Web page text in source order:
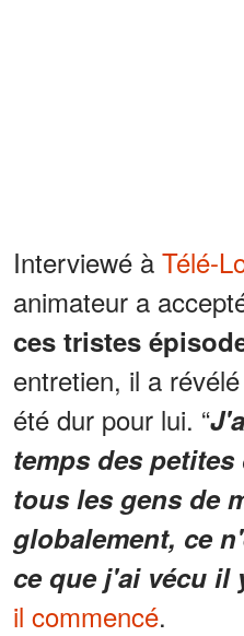
Interviewé à Télé-
animateur a
ces tristes
entretien, il a
été dur pour lui. “
temps des
tous les gens de
globalement, ce
ce que j'ai vécu il
il commencé.